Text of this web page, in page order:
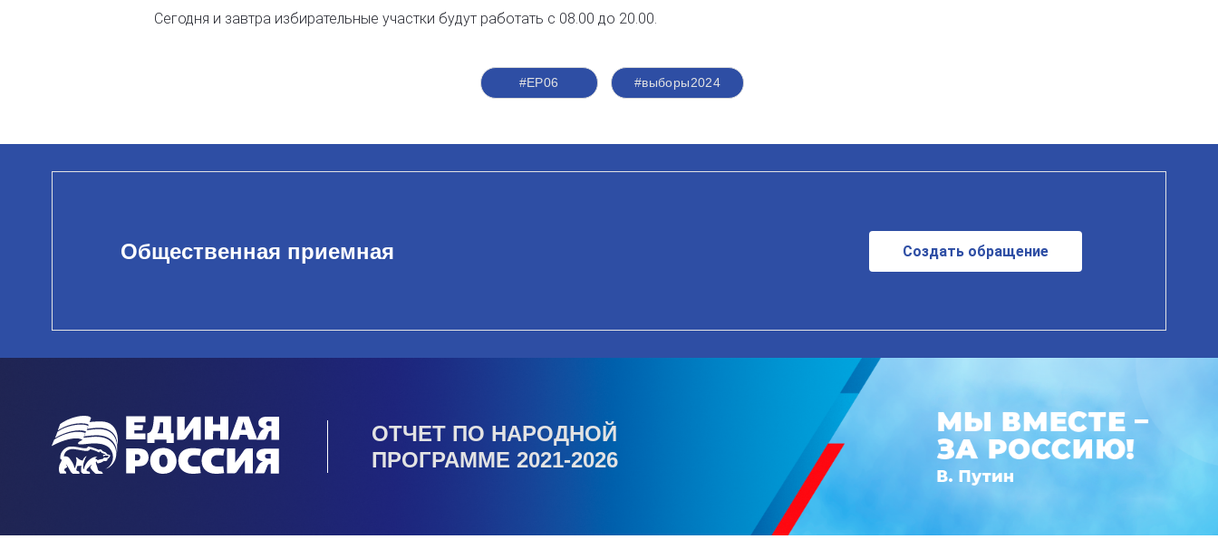
Сегодня и завтра избирательные участки будут работать с 08.00 до 20.00.
#ЕР06 #выборы2024
Общественная приемная Создать обращение
ОТЧЕТ ПО НАРОДНОЙ
ПРОГРАММЕ 2021-2026